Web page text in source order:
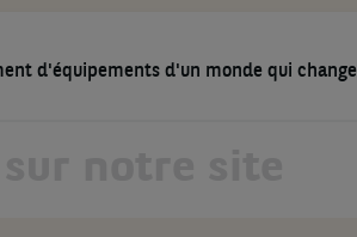
d'équipements d'un monde qui change